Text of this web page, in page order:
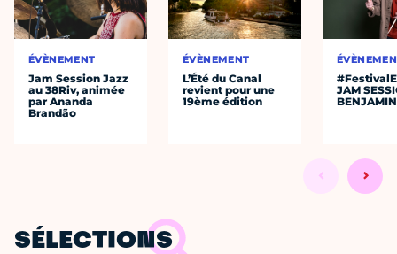
ÉVÈNEMENT
Jam Session Jazz
au 38Riv, animée
par Ananda
Brandão
ÉVÈNEMENT
L’Été du Canal
revient pour une
19ème édition
JAM
SÉLECTIONS